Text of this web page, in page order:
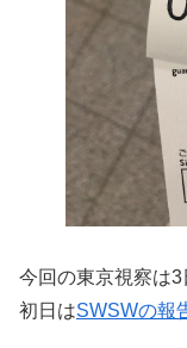
今回の東京視察は3
初日はSWSWの報